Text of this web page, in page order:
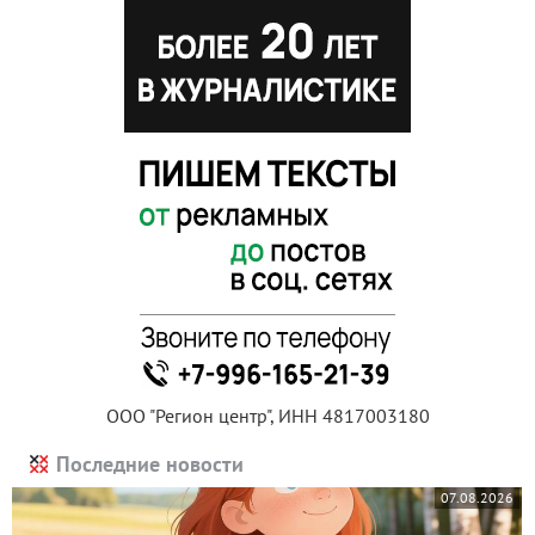
ООО "Регион центр", ИНН 4817003180
Последние новости
07.08.2026